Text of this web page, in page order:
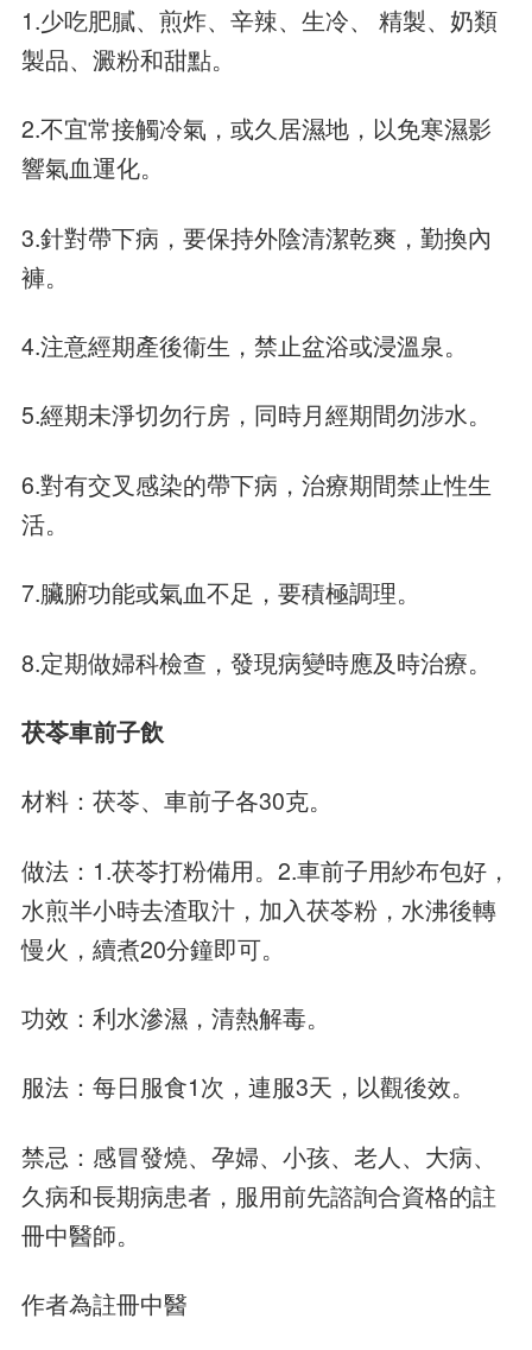
1.少吃肥膩、煎炸、辛辣、生冷、 精製、奶類
製品、澱粉和甜點。
2.不宜常接觸冷氣，或久居濕地，以免寒濕影
響氣血運化。
3.針對帶下病，要保持外陰清潔乾爽，勤換內
褲。
4.注意經期產後衞生，禁止盆浴或浸溫泉。
5.經期未淨切勿行房，同時月經期間勿涉水。
6.對有交叉感染的帶下病，治療期間禁止性生
活。
7.臟腑功能或氣血不足，要積極調理。
8.定期做婦科檢查，發現病變時應及時治療。
茯苓車前子飲
材料：茯苓、車前子各30克。
做法：1.茯苓打粉備用。2.車前子用紗布包好，
水煎半小時去渣取汁，加入茯苓粉，水沸後轉
慢火，續煮20分鐘即可。
功效：利水滲濕，清熱解毒。
服法：每日服食1次，連服3天，以觀後效。
禁忌：感冒發燒、孕婦、小孩、老人、大病、
久病和長期病患者，服用前先諮詢合資格的註
冊中醫師。
作者為註冊中醫